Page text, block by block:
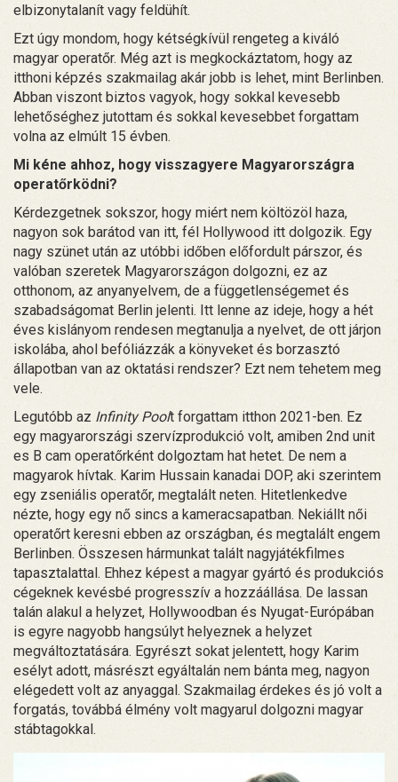
elbizonytalanít vagy feldühít.
Ezt úgy mondom, hogy kétségkívül rengeteg a kiváló
magyar operatőr. Még azt is megkockáztatom, hogy az
itthoni képzés szakmailag akár jobb is lehet, mint Berlinben.
Abban viszont biztos vagyok, hogy sokkal kevesebb
lehetőséghez jutottam és sokkal kevesebbet forgattam
volna az elmúlt 15 évben.
Mi kéne ahhoz, hogy visszagyere Magyarországra
operatőrködni?
Kérdezgetnek sokszor, hogy miért nem költözöl haza,
nagyon sok barátod van itt, fél Hollywood itt dolgozik. Egy
nagy szünet után az utóbbi időben előfordult párszor, és
valóban szeretek Magyarországon dolgozni, ez az
otthonom, az anyanyelvem, de a függetlenségemet és
szabadságomat Berlin jelenti. Itt lenne az ideje, hogy a hét
éves kislányom rendesen megtanulja a nyelvet, de ott járjon
iskolába, ahol befóliázzák a könyveket és borzasztó
állapotban van az oktatási rendszer? Ezt nem tehetem meg
vele.
Legutóbb az Infinity Poolt forgattam itthon 2021-ben. Ez
egy magyarországi szervízprodukció volt, amiben 2nd unit
es B cam operatőrként dolgoztam hat hetet. De nem a
magyarok hívtak. Karim Hussain kanadai DOP, aki szerintem
egy zseniális operatőr, megtalált neten. Hitetlenkedve
nézte, hogy egy nő sincs a kameracsapatban. Nekiállt női
operatőrt keresni ebben az országban, és megtalált engem
Berlinben. Összesen hármunkat talált nagyjátékfilmes
tapasztalattal. Ehhez képest a magyar gyártó és produkciós
cégeknek kevésbé progresszív a hozzáállása. De lassan
talán alakul a helyzet, Hollywoodban és Nyugat-Európában
is egyre nagyobb hangsúlyt helyeznek a helyzet
megváltoztatására. Egyrészt sokat jelentett, hogy Karim
esélyt adott, másrészt egyáltalán nem bánta meg, nagyon
elégedett volt az anyaggal. Szakmailag érdekes és jó volt a
forgatás, továbbá élmény volt magyarul dolgozni magyar
stábtagokkal.